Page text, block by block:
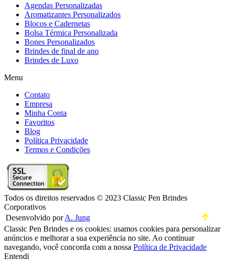
Agendas Personalizadas
Aromatizantes Personalizados
Blocos e Cadernetas
Bolsa Térmica Personalizada
Bones Personalizados
Brindes de final de ano
Brindes de Luxo
Menu
Contato
Empresa
Minha Conta
Favoritos
Blog
Política Privacidade
Termos e Condições
Todos os direitos reservados © 2023 Classic Pen Brindes
Corporativos
Desenvolvido porA. Jung
Classic Pen Brindes e os cookies: usamos cookies para personalizar
anúncios e melhorar a sua experiência no site. Ao continuar
navegando, você concorda com a nossa Política de Privacidade
Entendi